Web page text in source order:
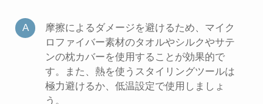
摩擦によるダメージを避けるため、マイク
ロファイバー素材のタオルやシルクやサテ
ンの枕カバーを使用することが効果的で
す。また、熱を使うスタイリングツールは
極力避けるか、低温設定で使用しましょ
う。